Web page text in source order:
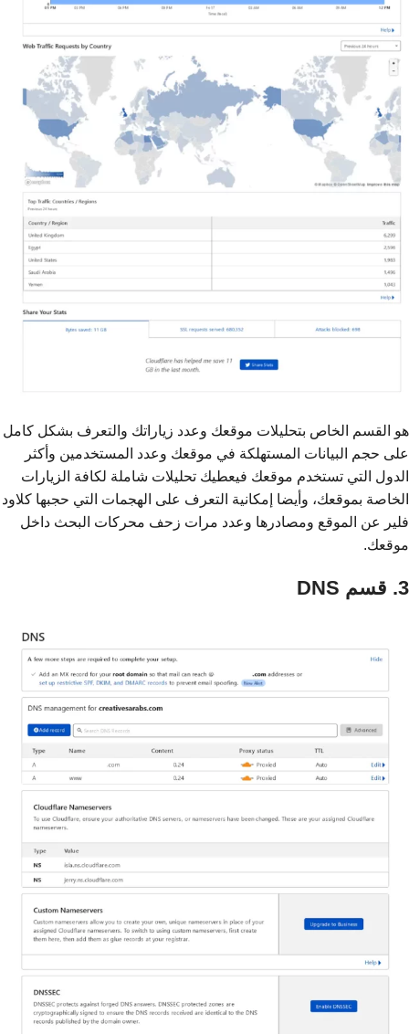
هو القسم الخاص بتحليلات موقعك وعدد زياراتك والتعرف بشكل كامل
على حجم البيانات المستهلكة في موقعك وعدد المستخدمين وأكثر
الدول التي تستخدم موقعك فيعطيك تحليلات شاملة لكافة الزيارات
الخاصة بموقعك، وأيضا إمكانية التعرف على الهجمات التي حجبها كلاود
فلير عن الموقع ومصادرها وعدد مرات زحف محركات البحث داخل
موقعك.
3. قسم DNS